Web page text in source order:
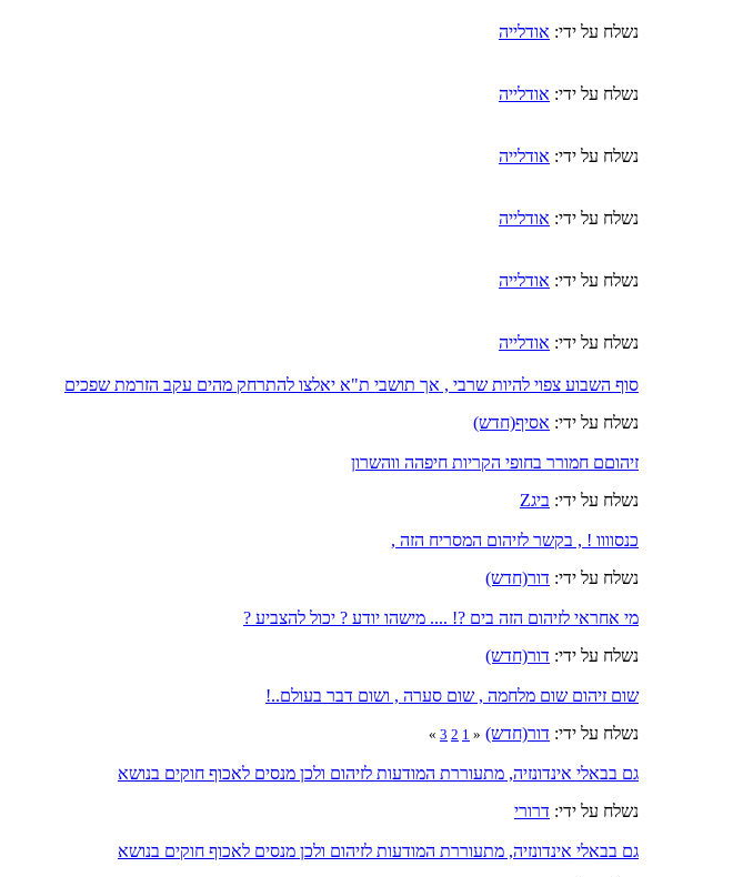
נשלח על ידי: אודלייה
נשלח על ידי: אודלייה
נשלח על ידי: אודלייה
נשלח על ידי: אודלייה
נשלח על ידי: אודלייה
נשלח על ידי: אודלייה
סוף השבוע צפוי להיות שרבי , אך תושבי ת"א יאלצו להתרחק מהים עקב הזרמת שפכים
נשלח על ידי: אסיף(חדש)
זיהוםם חמורר בחופי הקריות חיפהה ווהשרון
נשלח על ידי: ביגZ
כנסוווו ! , בקשר לזיהום המסריח הזה ,
נשלח על ידי: דור(חדש)
מי אחראי לזיהום הזה בים ?! .... מישהו יודע ? יכול להצביע ?
נשלח על ידי: דור(חדש)
שום זיהום שום מלחמה , שום סערה , ושום דבר בעולם..!
נשלח על ידי: דור(חדש) «
1
2
3
»
גם בבאלי אינדונזיה, מתעוררת המודעות לזיהום ולכן מנסים לאכוף חוקים בנושא
נשלח על ידי: דרורי
גם בבאלי אינדונזיה, מתעוררת המודעות לזיהום ולכן מנסים לאכוף חוקים בנושא